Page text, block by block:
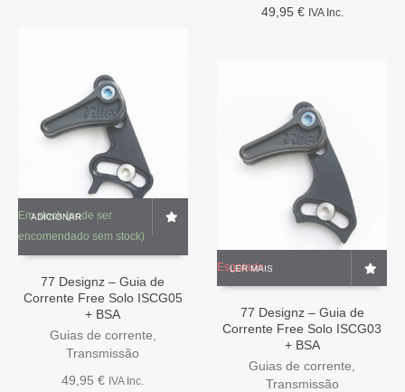
49,95 € IVA Inc.
ADICIONAR
Em stock (pode ser
encomendado sem stock)
77 Designz – Guia de
Corrente Free Solo ISCG05
+ BSA
Guias de corrente
Transmissão
49,95€ IVA Inc.
LER MAIS
Esgotado
77 Designz – Guia de
Corrente Free Solo ISCG03
+ BSA
Guias de corrente
Transmissão